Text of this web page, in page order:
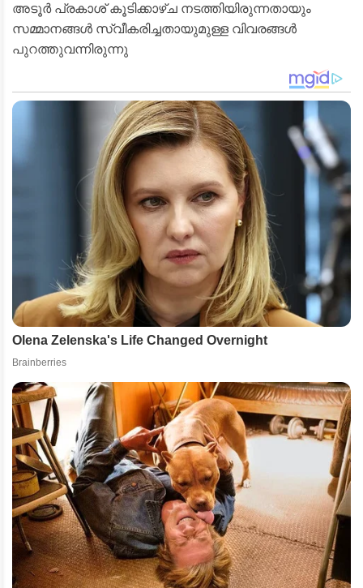
അടൂർ പ്രകാശ് കൂടിക്കാഴ്ച നടത്തിയിരുന്നതായും
സമ്മാനങ്ങൾ സ്വീകരിച്ചതായുമുള്ള വിവരങ്ങൾ
പുറത്തുവന്നിരുന്നു